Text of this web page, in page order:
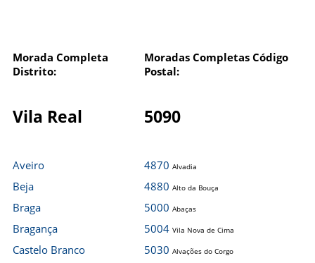
Morada Completa
Distrito:
Moradas Completas Código
Postal:
Vila Real 5090
Aveiro
Beja
Braga
Bragança
Castelo Branco
4870 Alvadia
4880 Alto da Bouça
5000 Abaças
5004 Vila Nova de Cima
5030 Alvações do Corgo